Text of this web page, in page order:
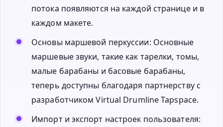
потока появляются на каждой странице и в
каждом макете.
Основы маршевой перкуссии: Основные
маршевые звуки, такие как тарелки, томы,
малые барабаны и басовые барабаны,
теперь доступны благодаря партнерству с
разработчиком Virtual Drumline Tapspace.
Импорт и экспорт настроек пользователя: